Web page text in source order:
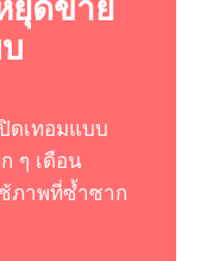
ยุดขาย
ดเทอมแบบ
ๆ เดือน
ภาพที่ซ้ำซาก